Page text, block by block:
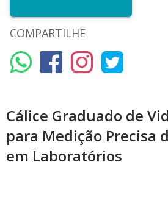
COMPARTILHE
Cálice Graduado de
para Medição Precisa
em Laboratórios